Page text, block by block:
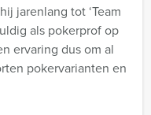
jarenlang tot ‘Team
als pokerprof op
ervaring dus om al
pokervarianten en